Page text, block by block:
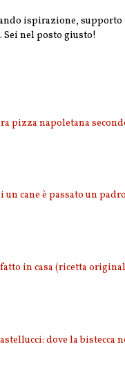
ispirazione, supporto
Sei nel posto giusto!
pizza napoletana
un cane è passato un
in casa (ricetta
dove la bistecca